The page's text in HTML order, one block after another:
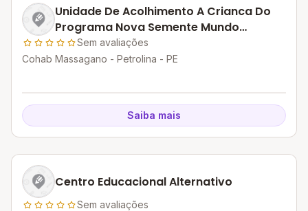
Unidade De Acolhimento A Crianca Do
Programa Nova Semente Mundo
Encantado
Sem avaliações
Cohab Massagano - Petrolina - PE
Saiba mais
Centro Educacional Alternativo
Sem avaliações